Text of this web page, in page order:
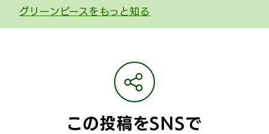
グリーンピースをもっと知る
この投稿をSNSで